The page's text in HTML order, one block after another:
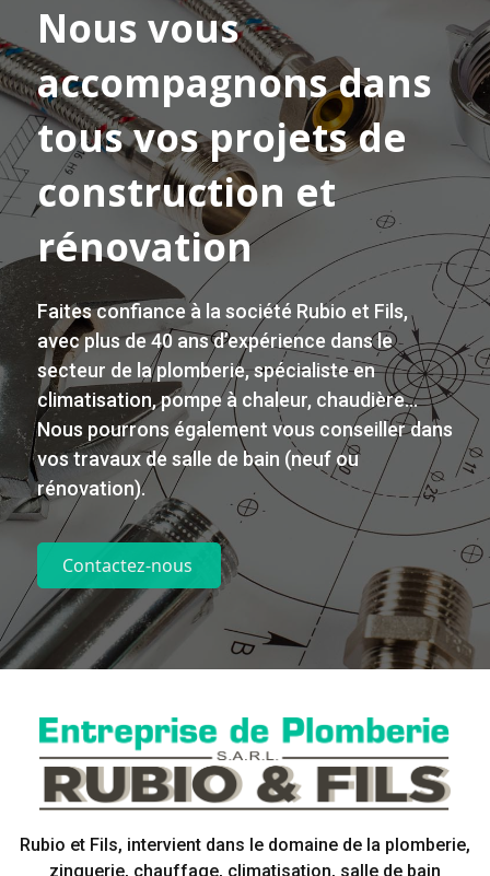
Nous vous
accompagnons dans
tous vos projets de
construction et
rénovation
Faites confiance à la société Rubio et Fils,
avec plus de 40 ans d’expérience dans le
secteur de la plomberie, spécialiste en
climatisation, pompe à chaleur, chaudière…
Nous pourrons également vous conseiller dans
vos travaux de salle de bain (neuf ou
rénovation).
Contactez-nous
Rubio et Fils, intervient dans le domaine de la plomberie,
zinguerie, chauffage, climatisation, salle de bain